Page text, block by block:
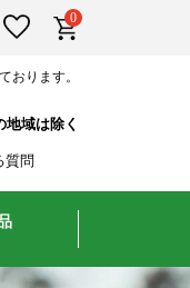
0
おります。
質問